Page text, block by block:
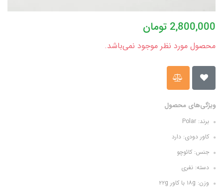
2,800,000 تومان
محصول مورد نظر موجود نمی‌باشد.
ویژگی‌های محصول
برند: Polar
کاور دودی: دارد
جنس: کائوچو
دسته: نفری
وزن: ۱۸g با کاور ۲۲g